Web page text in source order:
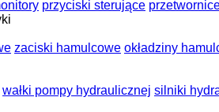
przyciski sterujące
zaciski hamulcowe okładziny
wałki pompy hydraulicznej silniki